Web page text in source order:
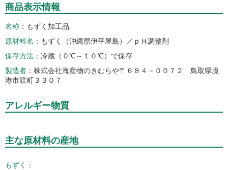
商品表示情報
名称
もずく加工品
原材料名
もずく（沖縄県伊平屋島）／ｐＨ調整剤
保存方法
冷蔵（０℃～１０℃）で保存
製造者
株式会社海産物のきむらや〒６８４－００７２ 鳥取県境
港市渡町３３０７
アレルギー物質
主な原材料の産地
もずく
：